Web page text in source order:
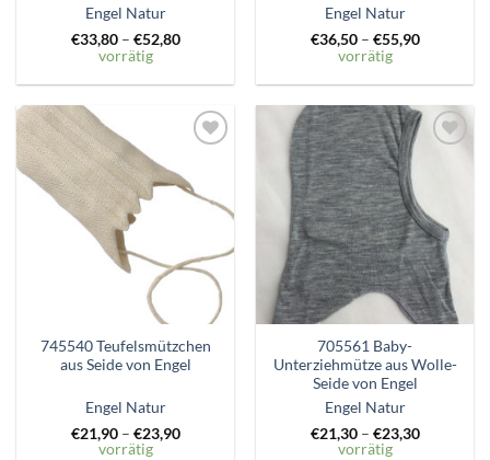
Engel Natur
€33,80– €52,80
vorrätig
Engel Natur
€36,50– €55,90
vorrätig
Wunschzettel
hinzufügen
745540 Teufelsmützchen
aus Seide von Engel
Engel Natur
€21,90– €23,90
vorrätig
Zum
Wunschzettel
hinzufügen
705561 Baby-
Unterziehmütze aus Wolle-
Seide von Engel
Engel Natur
€21,30– €23,30
vorrätig